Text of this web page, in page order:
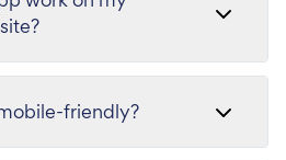
friendly?